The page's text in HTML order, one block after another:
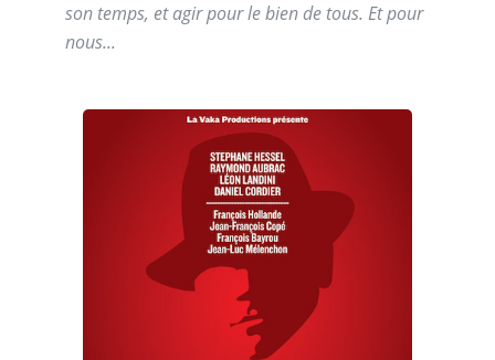
son temps, et agir pour le bien de tous. Et pour
nous...